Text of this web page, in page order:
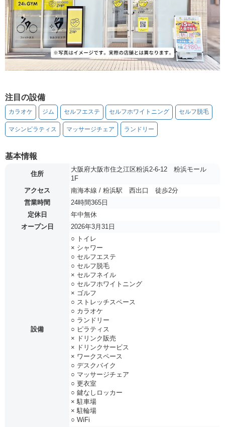
注目の設備
カラオケ ジム セルフエステ セルフホワイトニング セルフ脱毛
マシンピラティス マッサージチェア ランドリー
基本情報
住所
大阪府大阪市住之江区粉浜2-6-12 粉浜モール
1F
アクセス
南海本線 / 粉浜駅 西出口 徒歩2分
営業時間
24時間365日
定休日
年中無休
オープン日
2026年3月31日
設備
○ トイレ
× シャワー
○ セルフエステ
○ セルフ脱毛
× セルフネイル
○ セルフホワイトニング
× ゴルフ
○ ストレッチスペース
○ カラオケ
○ ランドリー
○ ピラティス
× ドリンク販売
× ドリンクサービス
× ワークスペース
○ デスクバイク
○ マッサージチェア
○ 更衣室
○ 鍵なしロッカー
× 駐車場
× 駐輪場
○ WiFi